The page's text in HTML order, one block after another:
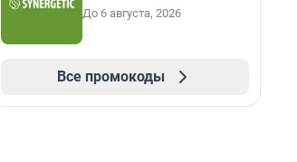
До 6 августа, 2026
Все промокоды